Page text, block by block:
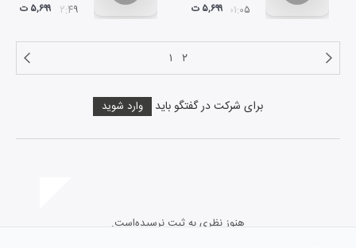
۰۱:۰۵ ۵,۶۹۹ ت ۰۲:۴۹ ۵,۶۹۹ ت
۱ ۲
برای شرکت در گفتگو باید وارد شوید
هنوز نظری به ثبت نرسیده‌است.